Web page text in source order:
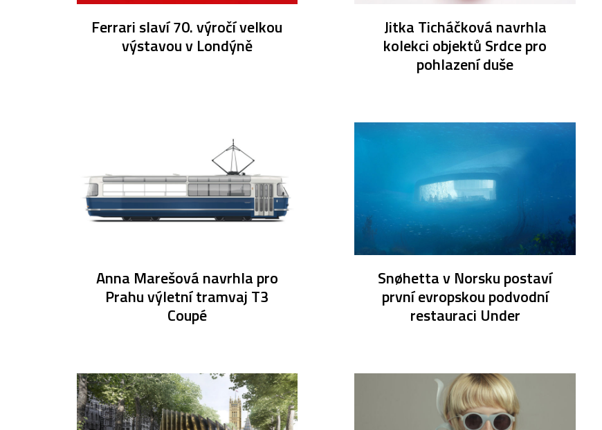
Ferrari slaví 70. výročí velkou
výstavou v Londýně
Jitka Ticháčková navrhla
kolekci objektů Srdce pro
pohlazení duše
Anna Marešová navrhla pro
Prahu výletní tramvaj T3
Coupé
Snøhetta v Norsku postaví
první evropskou podvodní
restauraci Under